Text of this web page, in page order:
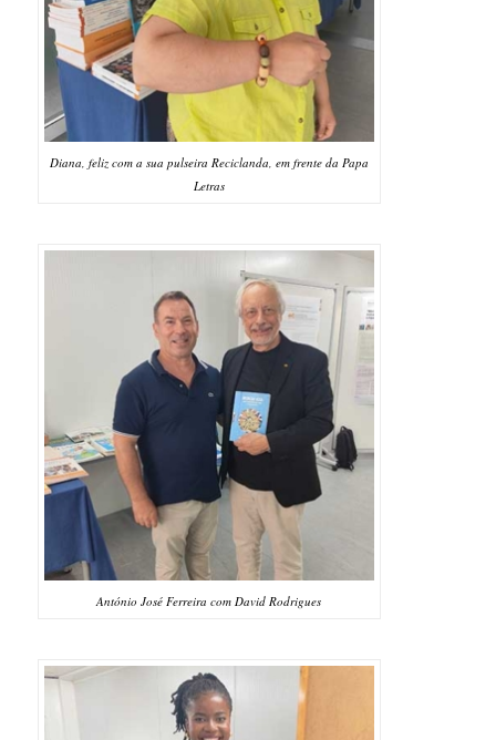
Diana, feliz com a sua pulseira Reciclanda, em frente da Papa
Letras
António José Ferreira com David Rodrigues